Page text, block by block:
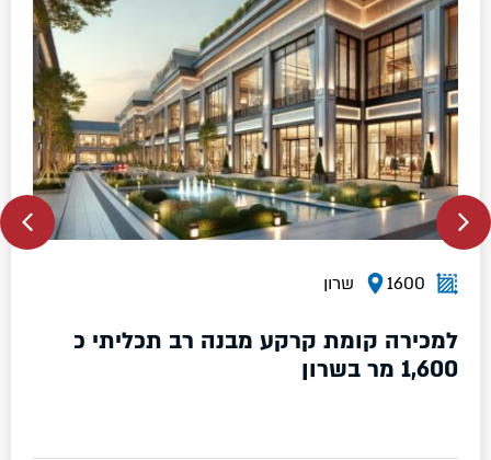
שרון
קומת קרקע מבנה רב תכליתי כ